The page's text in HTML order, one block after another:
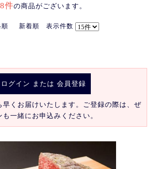
8件の商品がございます。
新着順 表示件数
ログイン または 会員登録
早くお届けいたします。ご登録の際は、ぜ
一緒にお申込みください。